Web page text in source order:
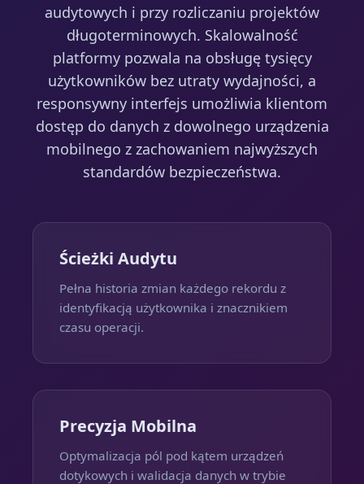
audytowych i przy rozliczaniu projektów
długoterminowych. Skalowalność
platformy pozwala na obsługę tysięcy
użytkowników bez utraty wydajności, a
responsywny interfejs umożliwia klientom
dostęp do danych z dowolnego urządzenia
mobilnego z zachowaniem najwyższych
standardów bezpieczeństwa.
Ścieżki Audytu
Pełna historia zmian każdego rekordu z
identyfikacją użytkownika i znacznikiem
czasu operacji.
Precyzja Mobilna
Optymalizacja pól pod kątem urządzeń
dotykowych i walidacja danych w trybie